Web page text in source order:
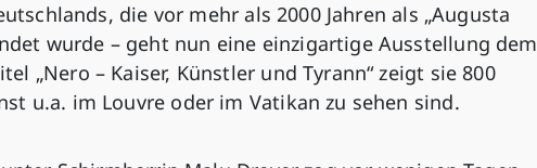
die vor mehr als 2000 Jahren als „Augusta
wurde – geht nun eine einzigartige Ausstellung dem
„Nero – Kaiser, Künstler und Tyrann“ zeigt sie 800
u.a. im Louvre oder im Vatikan zu sehen sind.